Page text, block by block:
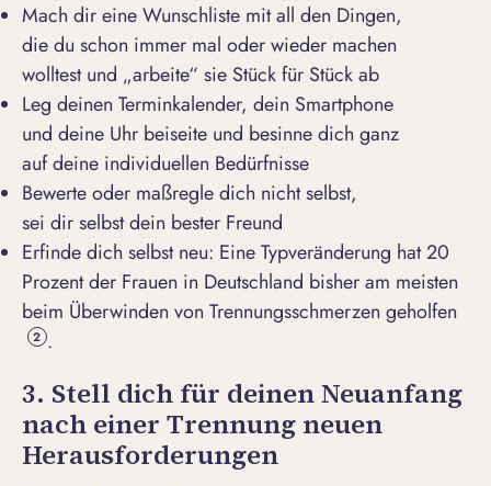
Mach dir eine Wunschliste mit all den Dingen,
die du schon immer mal oder wieder machen
wolltest und „arbeite“ sie Stück für Stück ab
Leg deinen Terminkalender, dein Smartphone
und deine Uhr beiseite und besinne dich ganz
auf deine individuellen Bedürfnisse
Bewerte oder maßregle dich nicht selbst,
sei dir selbst dein bester Freund
Erfinde dich selbst neu: Eine Typveränderung hat 20
Prozent der Frauen in Deutschland bisher am meisten
beim Überwinden von Trennungsschmerzen geholfen
2 .
3. Stell dich für deinen Neuanfang
nach einer Trennung neuen
Herausforderungen